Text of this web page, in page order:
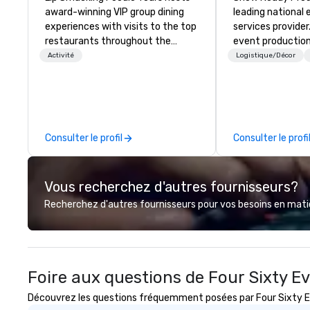
award-winning VIP group dining
experiences with visits to the top
restaurants throughout the
United States. Choose either a
parade of signature dishes and
craft cocktails at each venue, all
with complete VIP service. This
unique experience gives guests
the opportunity to sit next to
venue to mix, mingle, and easily
network. Each tour is led by a
escorting large groups with
utmost care, who personalizes
each experience with fun and
Activité
Consulter le profil
leading national
services
event
start to finish.
Logistique/Décor
Consulter le profil
Vous recherchez d'autres fournisseurs?
Recherchez d'autres fournisseurs pour vos besoins en
Foire aux questions de Four Sixty
Découvrez les questions fréquemment posées par Four